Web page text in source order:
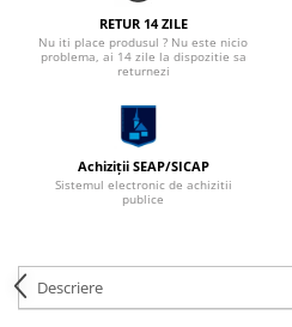
RETUR 14 ZILE
Nu iti place produsul ? Nu este nicio
problema, ai 14 zile la dispozitie sa
returnezi
Achiziții SEAP/SICAP
Sistemul electronic de achizitii
publice
Descriere